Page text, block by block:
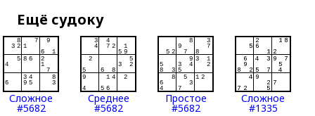
Ещё судоку
Сложное
#5682
Среднее
#5682
Простое
#5682
Сложное
#1335